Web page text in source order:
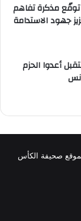
توقّع مذكرة تفاهم
جهود الاستدامة
أعدوا الحزم
| لموقع صحيفة الكأس